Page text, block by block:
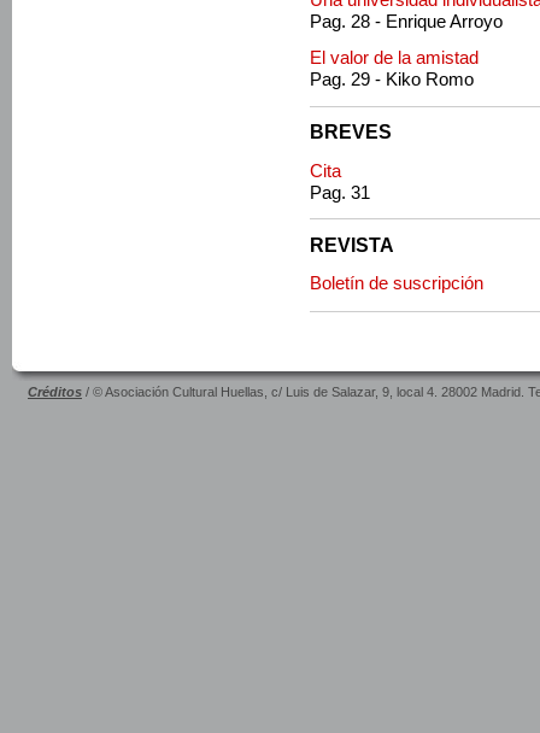
Pag. 28 - Enrique Arroyo
El valor de la amistad
Pag. 29 - Kiko Romo
BREVES
Cita
Pag. 31
REVISTA
Boletín de suscripción
Créditos / © Asociación Cultural Huellas, c/ Luis de Salazar, 9, local 4. 28002 Madrid.